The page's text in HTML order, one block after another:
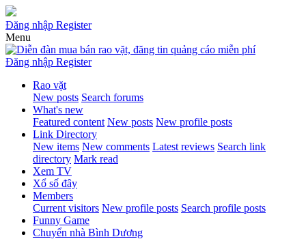
Đăng nhập Register
Menu
Đăng nhập Register
Rao vặt
New posts Search forums
What's new
Featured content New posts New profile posts
Link Directory
New items New comments Latest reviews Search link
directory Mark read
Xem TV
Xổ số đây
Members
Current visitors New profile posts Search profile posts
Funny Game
Chuyển nhà Bình Dương